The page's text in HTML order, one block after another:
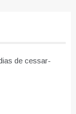
de cessar-